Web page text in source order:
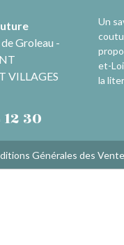
Groleau -
VILLAGES
30
Un
et-
la
Générales des